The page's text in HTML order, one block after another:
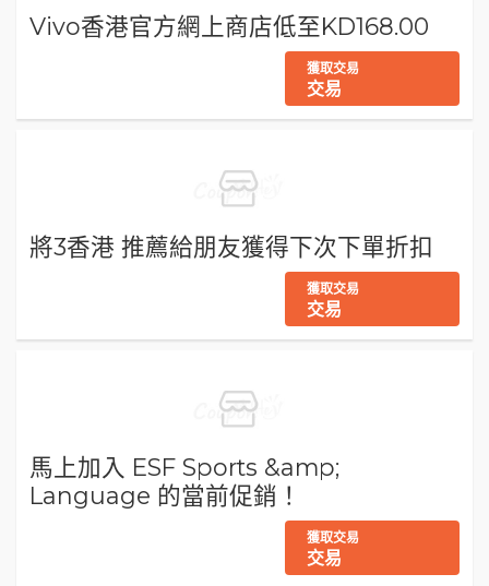
Vivo香港官方網上商店低至KD168.00
獲取交易
交易
將3香港 推薦給朋友獲得下次下單折扣
獲取交易
交易
馬上加入 ESF Sports &amp;
Language 的當前促銷！
獲取交易
交易